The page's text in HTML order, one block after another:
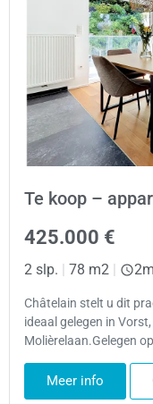
Te koop –
425.000 €
2 slp. 78 m2 2m
Châtelain stelt u dit
ideaal gelegen in
Molièrelaan.Gelegen
Meer info